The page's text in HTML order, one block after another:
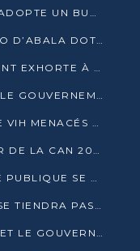
ÉCONOMIE FLUVIALE : LE PABPS ADOPTE UN BUDGET 2026 DE PLUS DE 2,7 MILLIARDS FCFA
LE LYCÉE DENIS SASSOU N’GUESSO D’ABALA DOTÉ D’UNE SALLE MULTIMÉDIA
POINTE-NOIRE : LE GOUVERNEMENT EXHORTE À UN USAGE RESPONSABLE DU NOUVEAU MATÉRIEL MUNICIPAL
SITUATION SOCIOÉCONOMIQUE : LE GOUVERNEMENT INTERPELLÉ DEVANT LE SÉNAT
20.000 PATIENTS VIVANT AVEC LE VIH MENACÉS D’ARRÊT DE TRAITEMENT
AGL MOBILISE L’AFRIQUE AUTOUR DE LA CAN 2025
PRÉSIDENTIELLE 2026 : LA FORCE PUBLIQUE SE PRÉPARE À SÉCURISER LE SCRUTIN
LE SPECTACLE FORFAIT RIRE NE SE TIENDRA PAS LE 1ER JANVIER
SANTÉ REPRODUCTIVE : L’UNFPA ET LE GOUVERNEMENT AFFINENT LES PRIORITÉS DE 2026